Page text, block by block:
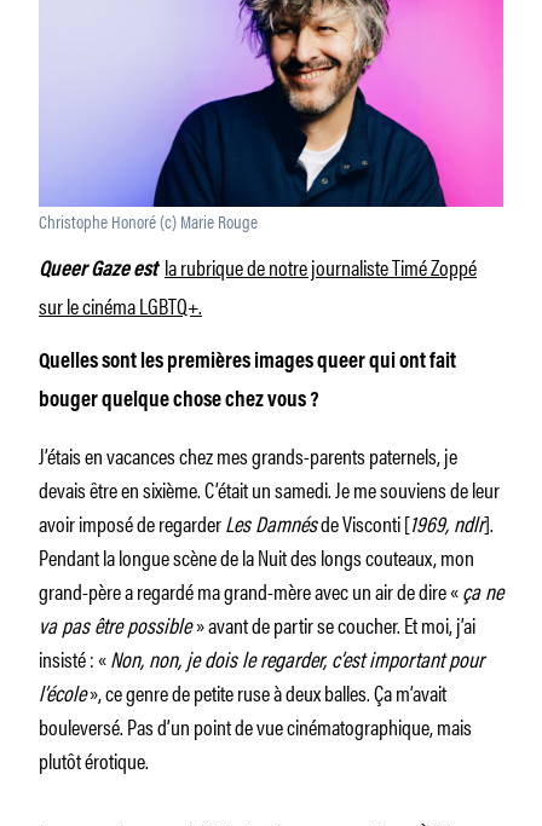
Christophe Honoré (c) Marie Rouge
Queer Gaze est la rubrique de notre journaliste Timé Zoppé
sur le cinéma LGBTQ+.
Quelles sont les premières images queer qui ont fait
bouger quelque chose chez vous ?
J’étais en vacances chez mes grands-parents paternels, je
devais être en sixième. C’était un samedi. Je me souviens de leur
avoir imposé de regarderLes Damnésde Visconti [1969, ndlr].
Pendant la longue scène de la Nuit des longs couteaux, mon
grand-père a regardé ma grand-mère avec un air de dire «ça ne
va pas être possible» avant de partir se coucher. Et moi, j’ai
insisté : «Non, non, je dois le regarder, c’est important pour
l’école», ce genre de petite ruse à deux balles. Ça m’avait
bouleversé. Pas d’un point de vue cinématographique, mais
plutôt érotique.